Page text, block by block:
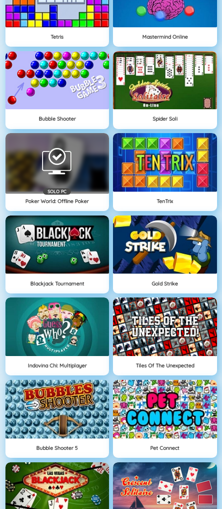
Tetris Mastermind Online
Bubble Shooter Spider Soli
SOLO PC
Poker World: Offline Poker TenTrix
Blackjack Tournament Gold Strike
Indovina Chi: Multiplayer Tiles Of The Unexpected
Bubble Shooter 5 Pet Connect